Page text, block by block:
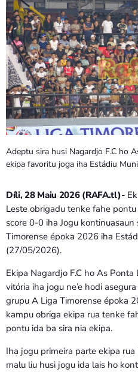
VÍDEO SIRA
EVENTU SIRA
KONTAKTU SIRA
TÉTUM
TÉTUM
Bom dia RAFA
Bom dia RAFA
7:00 AM - 9:00
Bom dia RAFA
7:00 AM - 10:00
Adeptu sira husi Nagardjo F.C ho
ekipa favoritu joga iha Estádiu
Díli, 28 Maiu 2026 (RAFA.tl)-
Leste obrigadu tenke fahe
score 0-0 iha Jogu
Timorense époka 2026 iha
(27/05/2026).
Ekipa Nagardjo F.C ho As
vitória iha jogu ne’e hodi
grupu A Liga Timorense époka
kampu obriga ekipa rua tenke
pontu ida ba sira nia ekipa.
Iha jogu primeira parte ekipa
malu liu husi jogu ida lais ho